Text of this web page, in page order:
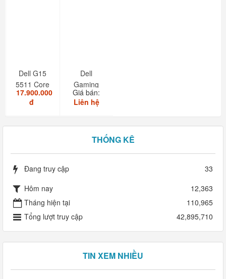
Dell G15
5511 Core
i7 11850H
RAM
17.900.000
đ
Dell
Gaming
G15-5511
Giá bán:
Liên hệ
THỐNG KÊ
Đang truy cập
33
Hôm nay
12,363
Tháng hiện tại
110,965
Tổng lượt truy cập
42,895,710
TIN XEM NHIỀU